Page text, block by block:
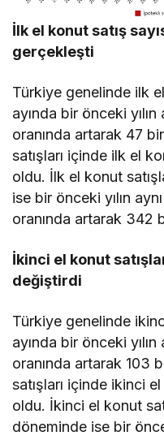
İlk el konut satış
gerçekleşti
Türkiye genelinde ilk
ayında bir önceki
oranında artarak 47
satışları içinde ilk el
oldu. İlk el konut
ise bir önceki yılın
oranında artarak 342
İkinci el konut
değiştirdi
Türkiye genelinde
ayında bir önceki
oranında artarak 103
satışları içinde ikinci
oldu. İkinci el konut
döneminde ise bir